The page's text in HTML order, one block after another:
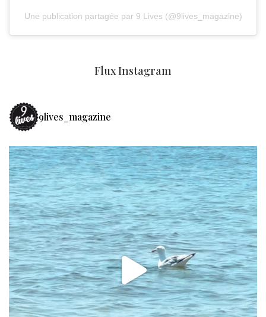
Une publication partagée par 9 Lives (@9lives_magazine)
Flux Instagram
9lives_magazine